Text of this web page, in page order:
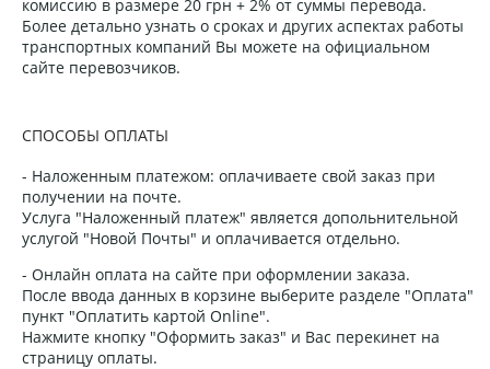
комиссию в размере 20 грн + 2% от суммы перевода.
Более детально узнать о сроках и других аспектах работы
транспортных компаний Вы можете на официальном
сайте перевозчиков.
СПОСОБЫ ОПЛАТЫ
- Наложенным платежом: оплачиваете свой заказ при
получении на почте.
Услуга "Наложенный платеж" является допольнительной
услугой "Новой Почты" и оплачивается отдельно.
- Онлайн оплата на сайте при оформлении заказа.
После ввода данных в корзине выберите разделе "Оплата"
пункт "Оплатить картой Online".
Нажмите кнопку "Оформить заказ" и Вас перекинет на
страницу оплаты.